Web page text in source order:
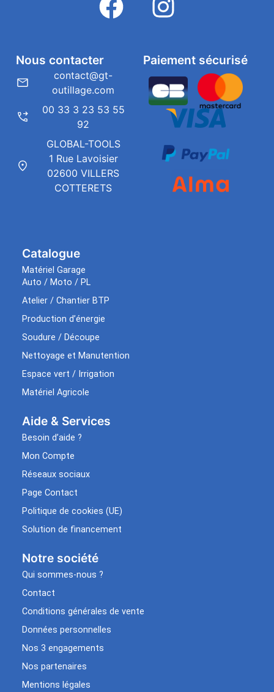
Catalogue
Matériel Garage
Auto / Moto / PL
Atelier / Chantier BTP
Production d’énergie
Soudure / Découpe
Nettoyage et Manutention
Espace vert / Irrigation
Matériel Agricole
Aide & Services​
Besoin d’aide ?
Mon Compte
Réseaux sociaux
Page Contact
Politique de cookies (UE)
Solution de financement
Notre société
Qui sommes-nous ?
Contact
Conditions générales de vente
Données personnelles
Nos 3 engagements
Nos partenaires
Mentions légales
Paiement sécurisé
Nous contacter
contact@gt-
outillage.com
00 33 3 23 53 55
92
GLOBAL-TOOLS
1 Rue Lavoisier
02600 VILLERS
COTTERETS